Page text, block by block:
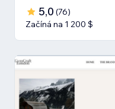
5,0 (76)
Začíná na 1 200 $